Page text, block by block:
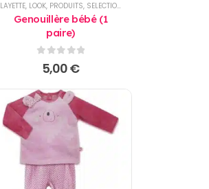
LAYETTE, LOOK, PRODUITS, SELECTIONS
Genouillère bébé (1
paire)
sur 5
5,00€